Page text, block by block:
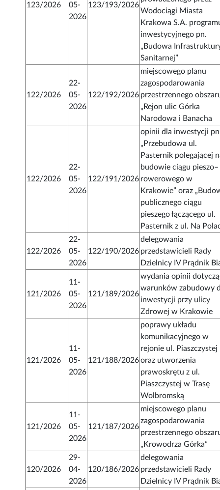
123/2026
05-
2026
123/193/2026
Wodociągi Miasta
Krakowa S.A.
inwestycyjnego pn.
„Budowa
Sanitarnej”
122/2026
22-
05-
2026
122/192/2026
miejscowego planu
zagospodarowania
przestrzennego
„Rejon ulic Górka
Narodowa i Banacha
122/2026
22-
05-
2026
122/191/2026
opinii dla inwestycji
„Przebudowa ul.
Pasternik polegającej
budowie ciągu pieszo–
rowerowego w
Krakowie” oraz
publicznego ciągu
pieszego łączącego ul.
Pasternik z ul. Na
122/2026
22-
05-
2026
122/190/2026
delegowania
przedstawicieli Rady
Dzielnicy IV Prądnik
121/2026
11-
05-
2026
121/189/2026
wydania opinii
warunków zabudowy
inwestycji przy ulicy
Zdrowej w Krakowie
121/2026
11-
05-
2026
121/188/2026
poprawy układu
komunikacyjnego w
rejonie ul. Piaszczystej
oraz utworzenia
prawoskrętu z ul.
Piaszczystej w Trasę
Wolbromską
121/2026
11-
05-
2026
121/187/2026
miejscowego planu
zagospodarowania
przestrzennego
„Krowodrza Górka”
120/2026
29-
04-
2026
120/186/2026
delegowania
przedstawicieli Rady
Dzielnicy IV Prądnik